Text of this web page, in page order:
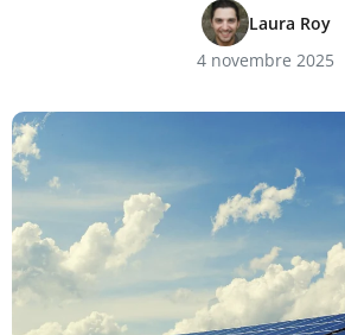
Laura Roy
4 novembre 2025